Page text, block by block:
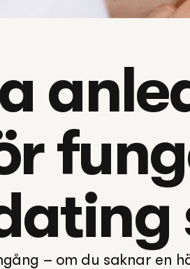
– om du saknar en